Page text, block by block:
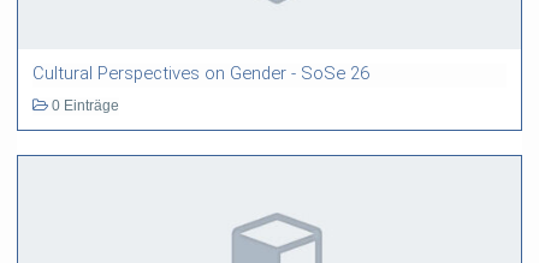
Cultural Perspectives on Gender - SoSe 26
0 Einträge